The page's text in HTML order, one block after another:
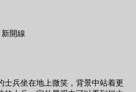
開線
士兵坐在地上微笑，背景中站着更